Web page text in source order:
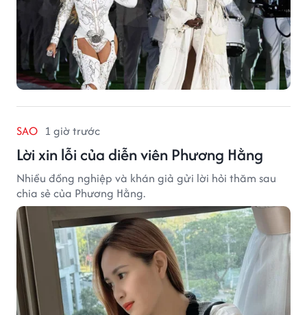
SAO 1 giờ trước
Lời xin lỗi của diễn viên Phương Hằng
Nhiều đồng nghiệp và khán giả gửi lời hỏi thăm sau
chia sẻ của Phương Hằng.